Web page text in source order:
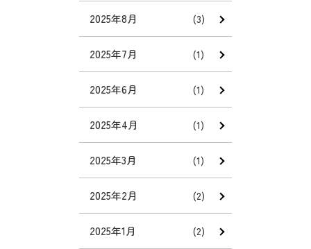
2025年8月 (3)
2025年7月 (1)
2025年6月 (1)
2025年4月 (1)
2025年3月 (1)
2025年2月 (2)
2025年1月 (2)